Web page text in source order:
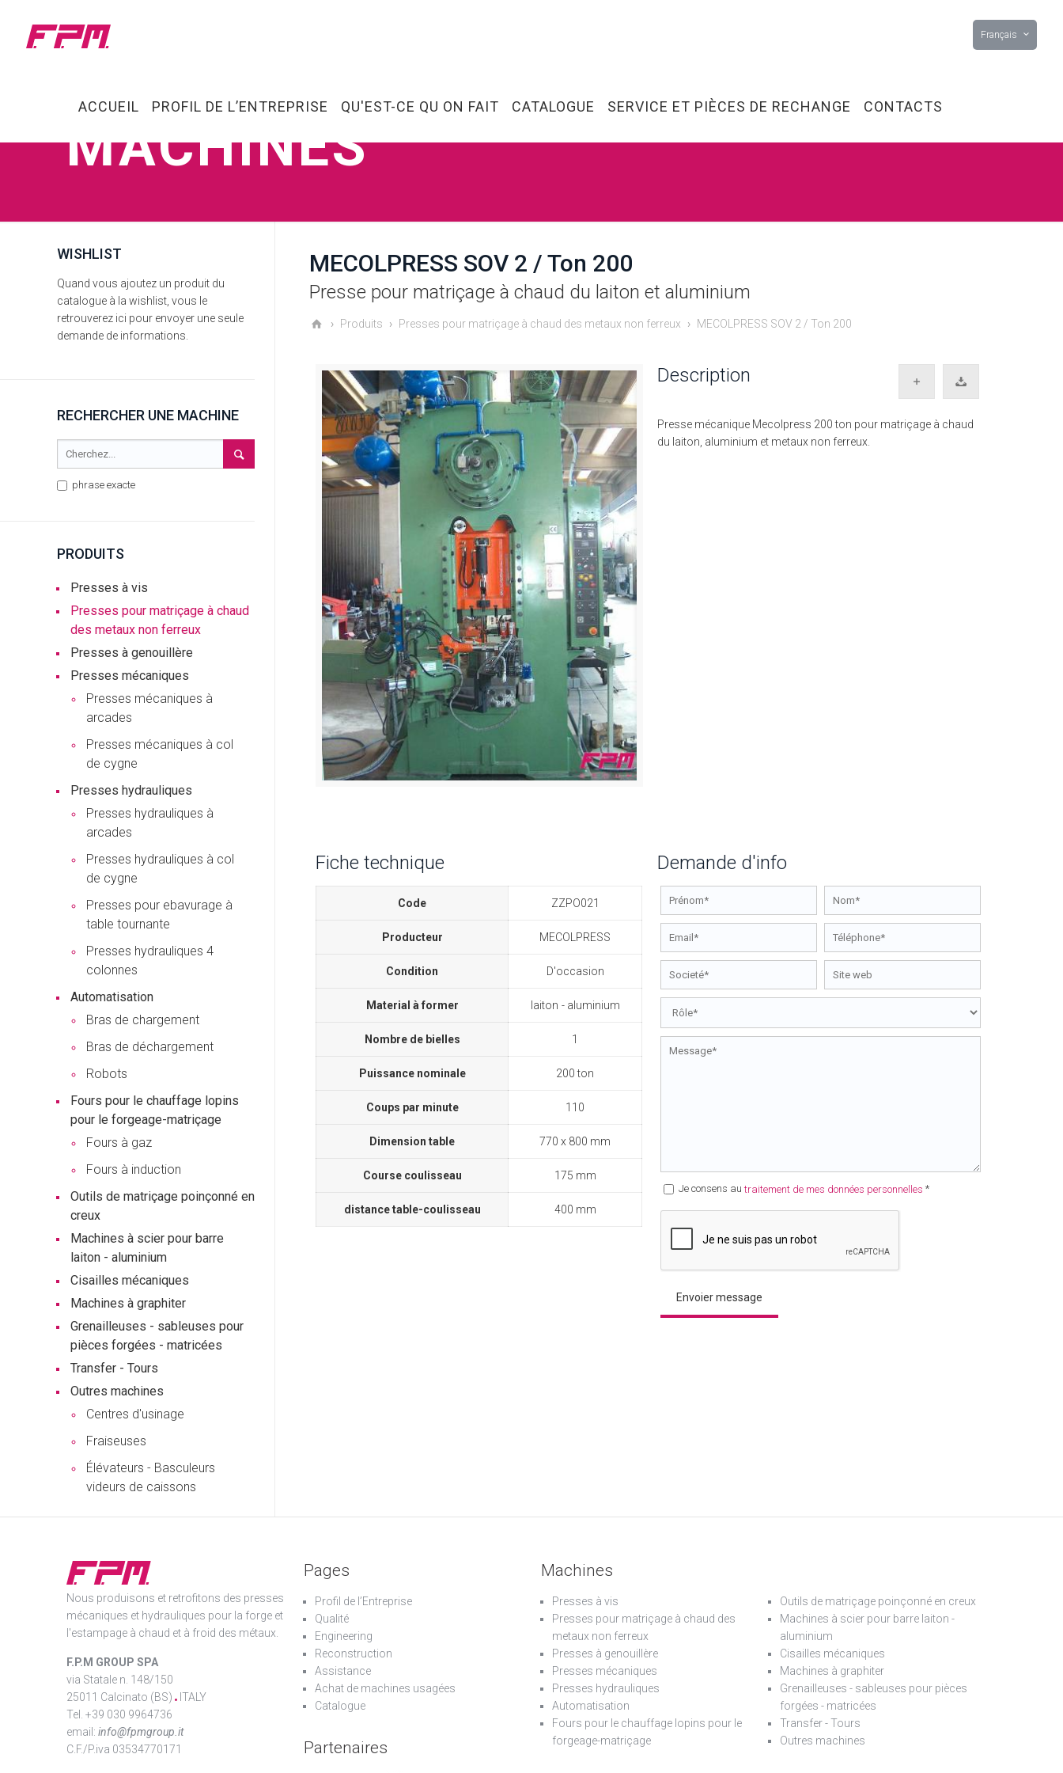
ACCUEIL PROFIL DE L’ENTREPRISE QU'EST-CE QU ON FAIT CATALOGUE SERVICE ET PIÈCES DE RECHANGE CONTACTS
Français
MACHINES
MECOLPRESS SOV 2 / Ton 200
Presse pour matriçage à chaud du laiton et aluminium
Produits Presses pour matriçage à chaud des metaux non ferreux MECOLPRESS SOV 2 / Ton 200
Description
Presse mécanique Mecolpress 200 ton pour matriçage à chaud
du laiton, aluminium et metaux non ferreux.
Fiche technique
Code ZZPO021
Producteur MECOLPRESS
Condition D'occasion
Material à former laiton aluminium
Nombre de bielles 1
Puissance nominale 200 ton
Coups par minute 110
Dimension table 770 x 800 mm
Course coulisseau 175 mm
distance table-coulisseau 400 mm
Demande d'info
Je consens autraitement de mes données personnelles *
WISHLIST
Quand vous ajoutez un produit du
catalogue à la wishlist, vous le
retrouverez ici pour envoyer une seule
demande de informations.
RECHERCHER UNE MACHINE
phrase exacte
PRODUITS
Presses à vis
Presses pour matriçage à chaud
des metaux non ferreux
Presses à genouillère
Presses mécaniques
Presses mécaniques à
arcades
Presses mécaniques à col
de cygne
Presses hydrauliques
Presses hydrauliques à
arcades
Presses hydrauliques à col
de cygne
Presses pour ebavurage à
table tournante
Presses hydrauliques 4
colonnes
Automatisation
Bras de chargement
Bras de déchargement
Robots
Fours pour le chauffage lopins
pour le forgeage-matriçage
Fours à gaz
Fours à induction
Outils de matriçage poinçonné en
creux
Machines à scier pour barre
laiton - aluminium
Cisailles mécaniques
Machines à graphiter
Grenailleuses - sableuses pour
pièces forgées - matricées
Transfer - Tours
Outres machines
Centres d'usinage
Fraiseuses
Élévateurs - Basculeurs
videurs de caissons
Nous produisons et retrofitons des presses
mécaniques et hydrauliques pour la forge et
l'estampage à chaud et à froid des métaux.
F.P.M GROUP SPA
via Statale n. 148/150
25011 Calcinato (BS)
ITALY
Tel. +39 030 9964736
email: info@fpmgroup.it
C.F./P.iva 03534770171
Pages
Profil de l’Entreprise
Qualité
Engineering
Reconstruction
Assistance
Achat de machines usagées
Catalogue
Partenaires
Machines
Presses à vis
Presses pour matriçage à chaud des
metaux non ferreux
Presses à genouillère
Presses mécaniques
Presses hydrauliques
Automatisation
Fours pour le chauffage lopins pour le
forgeage-matriçage
Outils de matriçage poinçonné en creux
Machines à scier pour barre laiton -
aluminium
Cisailles mécaniques
Machines à graphiter
Grenailleuses - sableuses pour pièces
forgées - matricées
Transfer - Tours
Outres machines